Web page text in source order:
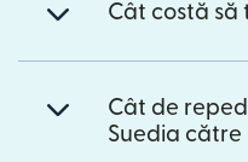
Cât costă să
Cât de
Suedia către